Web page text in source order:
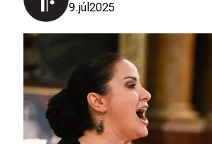
9.júl 2025